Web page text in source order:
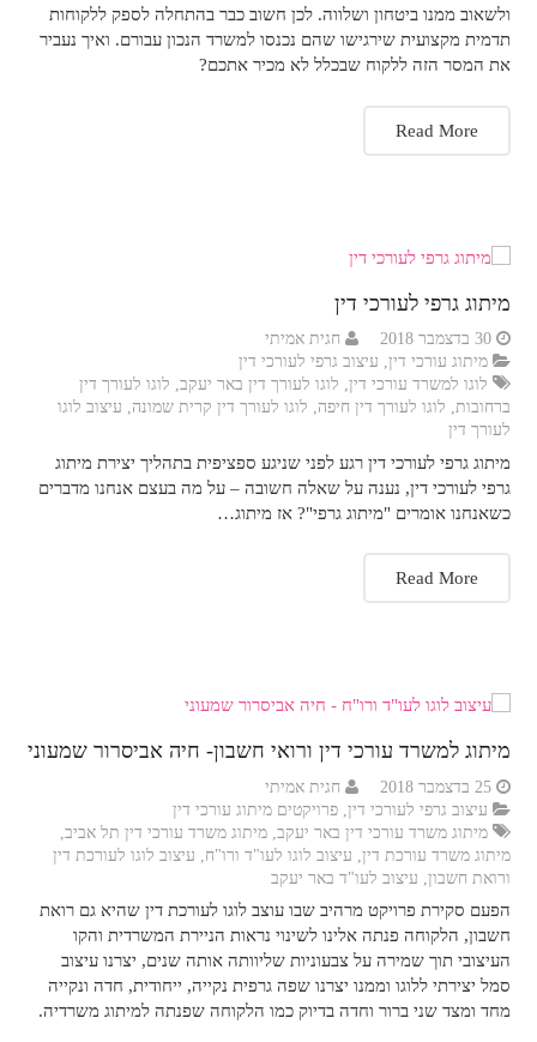
ולשאוב ממנו ביטחון ושלווה. לכן חשוב כבר בהתחלה לספק ללקוחות
תדמית מקצועית שירגישו שהם נכנסו למשרד הנכון עבורם. ואיך נעביר
את המסר הזה ללקוח שבכלל לא מכיר אתכם?
Read More
מיתוג גרפי לעורכי דין
30 בדצמבר 2018
חגית אמיתי
מיתוג עורכי דין, עיצוב גרפי לעורכי דין
לוגו למשרד עורכי דין, לוגו לעורך דין באר יעקב, לוגו לעורך דין
ברחובות, לוגו לעורך דין חיפה, לוגו לעורך דין קרית שמונה, עיצוב לוגו
לעורך דין
מיתוג גרפי לעורכי דין רגע לפני שניגע ספציפית בתהליך יצירת מיתוג
גרפי לעורכי דין, נענה על שאלה חשובה – על מה בעצם אנחנו מדברים
כשאנחנו אומרים "מיתוג גרפי"? אז מיתוג…
Read More
מיתוג למשרד עורכי דין ורואי חשבון- חיה אביסרור שמעוני
25 בדצמבר 2018
חגית אמיתי
עיצוב גרפי לעורכי דין ,פרויקטים מיתוג עורכי דין
מיתוג משרד עורכי דין באר יעקב ,מיתוג משרד עורכי דין תל אביב
מיתוג משרד עורכת דין עיצוב לוגו לעו"ד ורו"ח
עיצוב לוגו לעורכת דין
ורואת חשבון עיצוב לעו"ד באר יעקב
הפעם סקירת פרויקט מרהיב שבו עוצב לוגו לעורכת דין שהיא גם רואת
חשבון, הלקוחה פנתה אלינו לשינוי נראות הניירת המשרדית והקו
העיצובי תוך שמירה על צבעוניות שליוותה אותה שנים, יצרנו עיצוב
סמל יצירתי ללוגו וממנו יצרנו שפה גרפית נקייה, ייחודית, חדה ונקייה
מחד ומצד שני ברור וחדה בדיוק כמו הלקוחה שפנתה למיתוג משרדיה.